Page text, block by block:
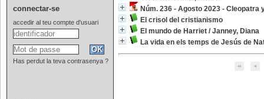
Núm. 236 - Agosto 2023 - Cleopatra
El crisol del cristianismo
El mundo de Harriet /Janney, Diana
La vida en els temps de Jesús de
connectar-se
accedir al teu compte d'usuari
Has perdut la teva contrasenya ?